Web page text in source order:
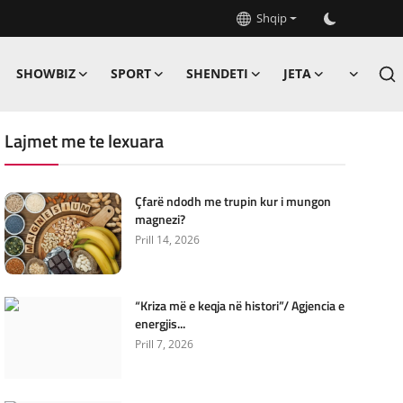
Shqip
SHOWBIZ SPORT SHENDETI JETA
Lajmet me te lexuara
Çfarë ndodh me trupin kur i mungon
magnezi?
Prill 14, 2026
“Kriza më e keqja në histori”/ Agjencia e
energjis...
Prill 7, 2026